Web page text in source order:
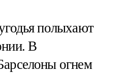
полыхают
В
огнем